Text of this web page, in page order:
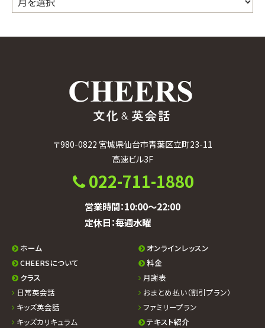
ー
〒980-0822 宮城県仙台市青葉区立町23-11
高速ビル3F
022-711-1880
営業時間：10:00〜22:00
定休日：毎週水曜
ホーム
CHEERSについて
クラス
日常英会話
キッズ英会話
キッズカリキュラム
オンラインレッスン
料金
月謝表
おまとめ払い（割引プラン）
ファミリープラン
テキスト紹介